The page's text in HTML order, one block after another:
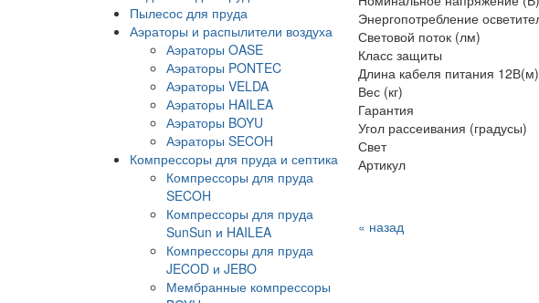
Пылесос для пруда
Аэраторы и распылители воздуха
Аэраторы OASE
Аэраторы PONTEC
Аэраторы VELDA
Аэраторы HAILEA
Аэраторы BOYU
Аэраторы SECOH
Компрессоры для пруда и септика
Компрессоры для пруда
SECOH
Компрессоры для пруда
SunSun и HAILEA
Компрессоры для пруда
JECOD и JEBO
Мембранные компрессоры
Энергопотребление
Световой поток (лм)
Класс защиты
Длина кабеля питания 12В(м)
Вес (кг)
Гарантия
Угол рассеивания (градусы)
Свет
Артикул
« назад